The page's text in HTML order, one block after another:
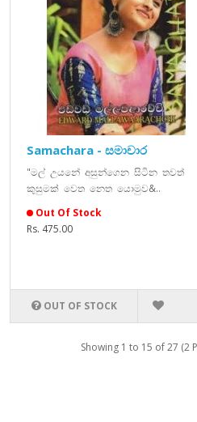
Samachara - සමාචාර
"මල් උයනේ අසුන්ගෙන සිටින තවත්
කුසුමක් වෙත නෙත යොමුව&..
Out Of Stock
Rs. 475.00
OUT OF STOCK
Showing 1 to 15 of 27 (2